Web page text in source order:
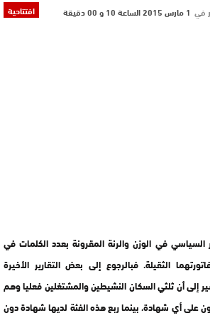
افتتاحية في 1 مارس 2015 الساعة 10 و 00 دقيقة
السياسي في الوزن والرنة المقرونة بعدد الكلمات في
الثقيلة. فبالرجوع إلى بعض التقارير الأخيرة
إلى أن ثلثي السكان النشيطين والمشتغلين فعليا وهم
يتوفرون على أي شهادة، بينما ربع هذه الفئة لديها شهادة دون